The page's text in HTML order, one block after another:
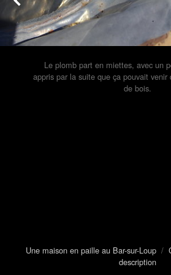
Le plomb part en miettes, avec un
appris par la suite que ça pouvait venir
de bois.
Une maison en paille au Bar-sur-Loup /
description